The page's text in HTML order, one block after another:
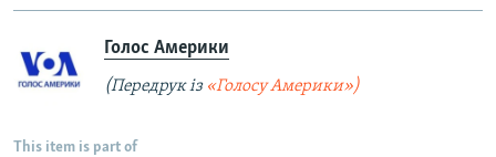
Голос Америки
(Передрук із «Голосу Америки»)
This item is part of